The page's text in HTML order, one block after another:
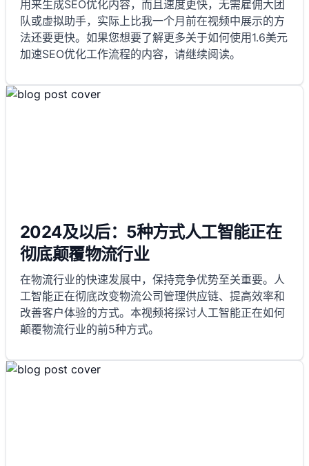
用来生成SEO优化内容，而且速度更快，无需雇佣大团
队或虚拟助手，实际上比我一个月前在视频中展示的方
法还要更快。如果您想要了解更多关于如何使用1.6美元
加速SEO优化工作流程的内容，请继续阅读。
2024及以后：5种方式人工智能正在
彻底颠覆物流行业
在物流行业的快速发展中，保持竞争优势至关重要。人
工智能正在彻底改变物流公司管理供应链、提高效率和
改善客户体验的方式。本视频将探讨人工智能正在如何
颠覆物流行业的前5种方式。